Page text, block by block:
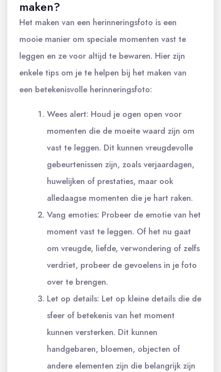
maken?
Het maken van een herinneringsfoto is een
mooie manier om speciale momenten vast te
leggen en ze voor altijd te bewaren. Hier zijn
enkele tips om je te helpen bij het maken van
een betekenisvolle herinneringsfoto:
Wees alert: Houd je ogen open voor
momenten die de moeite waard zijn om
vast te leggen. Dit kunnen vreugdevolle
gebeurtenissen zijn, zoals verjaardagen,
huwelijken of prestaties, maar ook
alledaagse momenten die je hart raken.
Vang emoties: Probeer de emotie van het
moment vast te leggen. Of het nu gaat
om vreugde, liefde, verwondering of zelfs
verdriet, probeer de gevoelens in je foto
over te brengen.
Let op details: Let op kleine details die de
sfeer of betekenis van het moment
kunnen versterken. Dit kunnen
handgebaren, bloemen, objecten of
andere elementen zijn die belangrijk zijn